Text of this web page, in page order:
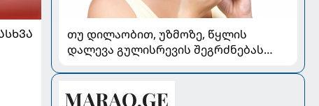
თუ დილაობით, უზმოზე, წყლის
დალევა გულისრევის შეგრძნებას